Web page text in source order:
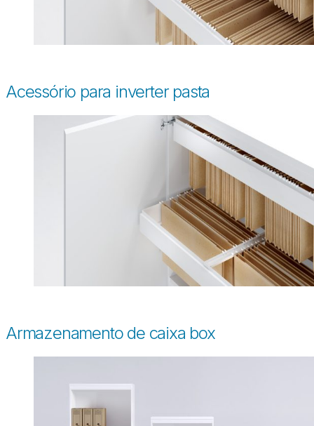
Acessório para inverter pasta
Armazenamento de caixa box